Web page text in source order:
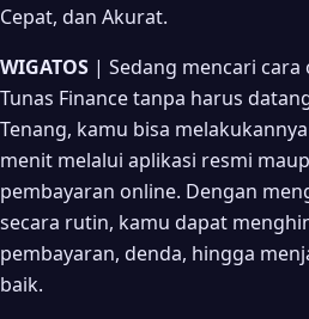
Kenapa Perlu Rutin Cek Angsuran
Cara Cek Angsuran Mandiri Tunas
Mobile 📱
Cara Cek Angsuran Mandiri Tunas
Tokopedia 🛒
Cara Cek Angsuran Mandiri
Nomor Kontrak Mandiri Tunas
Cepat, dan Akurat.
WIGATOS | Sedang mencari
Tunas Finance tanpa harus
Tenang, kamu bisa
menit melalui aplikasi resmi
pembayaran online. Dengan
secara rutin, kamu dapat
pembayaran, denda, hingga
baik.